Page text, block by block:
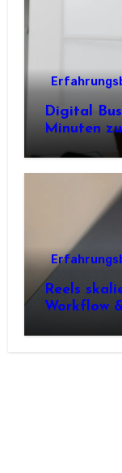
Digital
Minuten
Reels
Workflow